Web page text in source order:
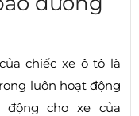
chiếc xe ô tô là
luôn hoạt động
cho xe của